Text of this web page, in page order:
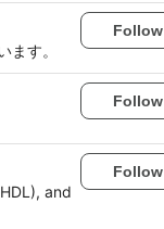
す。
Follow
Follow
and
Follow